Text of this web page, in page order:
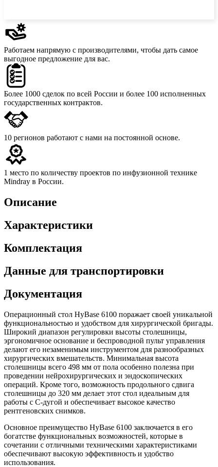
Работаем напрямую с производителями, чтобы дать самое
выгодное предложение для вас.
Более 1000 сделок по всей России и более 100 исполненных
государственных контрактов.
10 регионов работают с нами на постоянной основе.
1 место по количеству проектов по инфузионной технике
Mindray в России.
Описание
Характеристики
Комплектация
Данные для транспортировки
Документация
Операционный стол HyBase 6100 поражает своей уникальной
функциональностью и удобством для хирургической бригады.
Широкий диапазон регулировки высоты столешницы,
эргономичное основание и беспроводной пульт управления
делают его незаменимым инструментом для разнообразных
хирургических вмешательств. Минимальная высота
столешницы всего 498 мм от пола особенно полезна при
проведении нейрохирургических и эндоскопических
операций. Кроме того, возможность продольного сдвига
столешницы до 320 мм делает этот стол идеальным для
работы с С-дугой и обеспечивает высокое качество
рентгеновских снимков.
Основное преимущество HyBase 6100 заключается в его
богатстве функциональных возможностей, которые в
сочетании с отличными техническими характеристиками
обеспечивают высокую эффективность и удобство
использования.